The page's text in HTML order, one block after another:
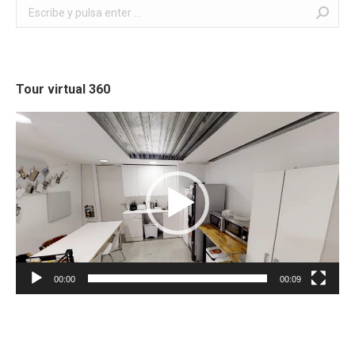
Buscar:
Tour virtual 360
Reproductor
00:00 00:09